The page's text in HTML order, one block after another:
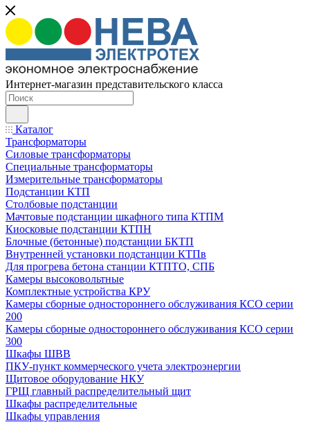
Интернет-магазин представительского класса
Каталог
Трансформаторы
Силовые трансформаторы
Специальные трансформаторы
Измерительные трансформаторы
Подстанции КТП
Столбовые подстанции
Мачтовые подстанции шкафного типа КТПМ
Киосковые подстанции КТПН
Блочные (бетонные) подстанции БКТП
Внутренней установки подстанции КТПв
Для прогрева бетона станции КТПТО, СПБ
Камеры высоковольтные
Комплектные устройства КРУ
Камеры сборные одностороннего обслуживания КСО серии
200
Камеры сборные одностороннего обслуживания КСО серии
300
Шкафы ШВВ
ПКУ-пункт коммерческого учета электроэнергии
Щитовое оборудование НКУ
ГРЩ главный распределительный щит
Шкафы распределительные
Шкафы управления